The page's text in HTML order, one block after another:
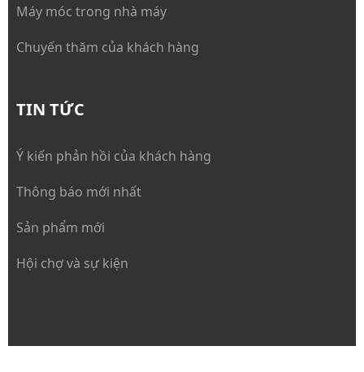
Máy móc trong nhà máy
Chuyến thăm của khách hàng
TIN TỨC
Ý kiến phản hồi của khách hàng
Thông báo mới nhất
Sản phẩm mới
Hội chợ và sự kiện